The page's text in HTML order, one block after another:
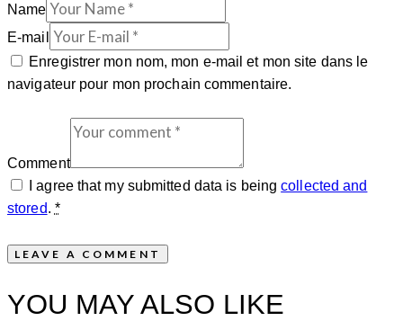
Name
E-mail
Enregistrer mon nom, mon e-mail et mon site dans le
navigateur pour mon prochain commentaire.
Comment
I agree that my submitted data is beingcollected and
stored. *
YOU MAY ALSO LIKE